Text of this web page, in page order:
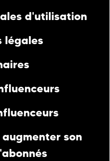
d'utilisation
légales
son